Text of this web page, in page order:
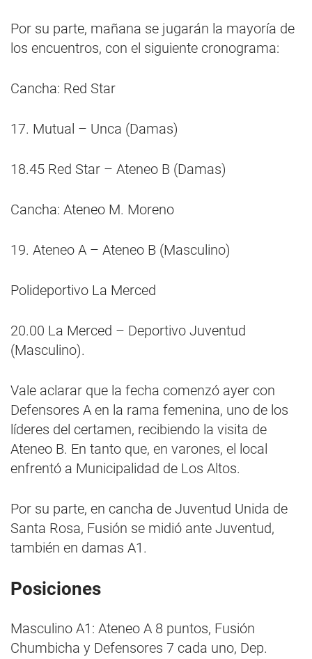
Por su parte, mañana se jugarán la mayoría de
los encuentros, con el siguiente cronograma:
Cancha: Red Star
17. Mutual – Unca (Damas)
18.45 Red Star – Ateneo B (Damas)
Cancha: Ateneo M. Moreno
19. Ateneo A – Ateneo B (Masculino)
Polideportivo La Merced
20.00 La Merced – Deportivo Juventud
(Masculino).
Vale aclarar que la fecha comenzó ayer con
Defensores A en la rama femenina, uno de los
líderes del certamen, recibiendo la visita de
Ateneo B. En tanto que, en varones, el local
enfrentó a Municipalidad de Los Altos.
Por su parte, en cancha de Juventud Unida de
Santa Rosa, Fusión se midió ante Juventud,
también en damas A1.
Posiciones
Masculino A1: Ateneo A 8 puntos, Fusión
Chumbicha y Defensores 7 cada uno, Dep.